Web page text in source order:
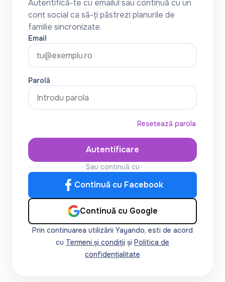
Autentifică-te cu emailul sau continuă cu un
cont social ca să-ți păstrezi planurile de
familie sincronizate.
Email
Parolă
Resetează parola
Autentificare
Sau continuă cu
Continuă cu Facebook
Continuă cu Google
Prin continuarea utilizării Yayando, esti de acord
cu Termeni și condiții și Politica de
confidențialitate